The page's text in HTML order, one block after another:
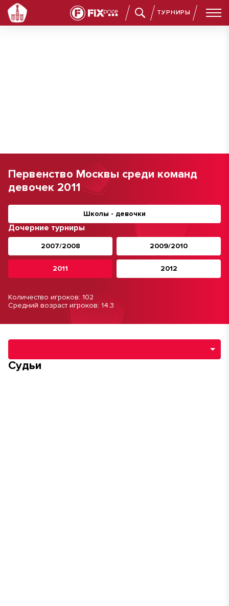
ТУРНИРЫ
Первенство Москвы среди команд
девочек 2011
Школы - девочки
Дочерние турниры
2007/2008 2009/2010
2011 2012
Количество игроков: 102
Средний возраст игроков: 14.3
Навигация по разделам турнира
Судьи